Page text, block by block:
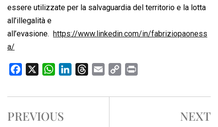
essere utilizzate per la salvaguardia del territorio e la lotta
all’illegalità e
all’evasione. https://www.linkedin.com/in/fabriziopaoness
a/
c
b
W
a
s
n
r
a
p
i
PREVIOUS NEXT